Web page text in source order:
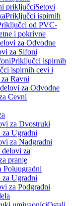
priključciSetovi
Priključci ispirnih
od PVC-
i pokrivne
za Odvodne
za Sifoni
Priključci ispirnih
ispirnih cevi i
Ravni
za Odvodne
Cevni
za Dvostruki
Ugradni
za Nadgradni
za
pranje
Poluugradni
Ugradni
za Podgradni